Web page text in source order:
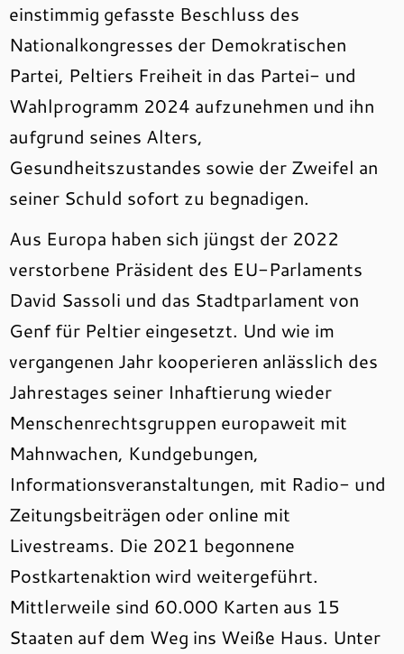
einstimmig gefasste Beschluss des
Nationalkongresses der Demokratischen
Partei, Peltiers Freiheit in das Partei- und
Wahlprogramm 2024 aufzunehmen und ihn
aufgrund seines Alters,
Gesundheitszustandes sowie der Zweifel an
seiner Schuld sofort zu begnadigen.
Aus Europa haben sich jüngst der 2022
verstorbene Präsident des EU-Parlaments
David Sassoli und das Stadtparlament von
Genf für Peltier eingesetzt. Und wie im
vergangenen Jahr kooperieren anlässlich des
Jahrestages seiner Inhaftierung wieder
Menschenrechtsgruppen europaweit mit
Mahnwachen, Kundgebungen,
Informationsveranstaltungen, mit Radio- und
Zeitungsbeiträgen oder online mit
Livestreams. Die 2021 begonnene
Postkartenaktion wird weitergeführt.
Mittlerweile sind 60.000 Karten aus 15
Staaten auf dem Weg ins Weiße Haus. Unter